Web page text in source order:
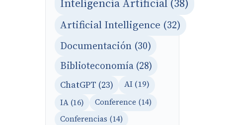
Inteligencia Artificial (38)
Artificial Intelligence (32)
Documentación (30)
Biblioteconomía (28)
ChatGPT (23) AI (19)
IA (16)
Conference (14)
Conferencias (14)